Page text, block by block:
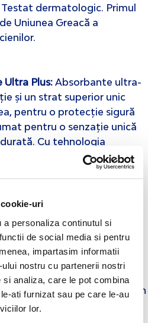
uri
a personaliza continutul si
de social media si pentru
impartasim informatii
nostru cu partenerii nostri
analiza, care le pot combina
ati furnizat sau pe care le-au
lor.
dermatologic. Primul
Uniunea Greacă a
Ultra Plus: Absorbante ultra-
și un strat superior unic
pentru o protecție sigură
pentru o senzație unică
Cu tehnologia
cu un miez extins care
cu până la 30% mai
în comparație cu alte
dermatologic. Primul
Uniunea Greacă a
Plus Double Dry:Cu strat
și absorbție inovatoare cu un
ori cantitatea de